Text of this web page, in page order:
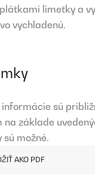
limetky a
vychladenú.
sú
na základe
sú možné.
AKO PDF